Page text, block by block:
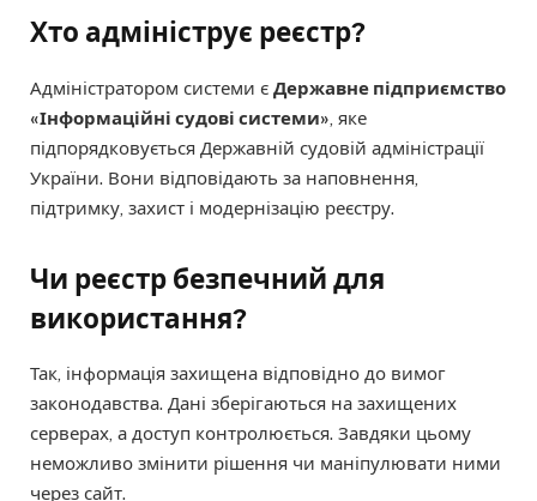
Хто адмініструє реєстр?
Адміністратором системи є Державне підприємство
«Інформаційні судові системи» , яке
підпорядковується Державній судовій адміністрації
України. Вони відповідають за наповнення,
підтримку, захист і модернізацію реєстру.
Чи реєстр безпечний для
використання?
Так, інформація захищена відповідно до вимог
законодавства. Дані зберігаються на захищених
серверах, а доступ контролюється. Завдяки цьому
неможливо змінити рішення чи маніпулювати ними
через сайт.